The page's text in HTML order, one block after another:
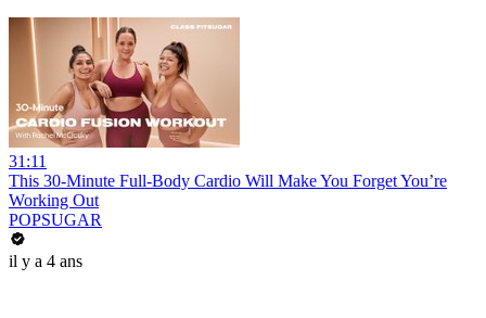
31:11
This 30-Minute Full-Body Cardio Will Make You Forget You’re
Working Out
POPSUGAR
il y a 4 ans